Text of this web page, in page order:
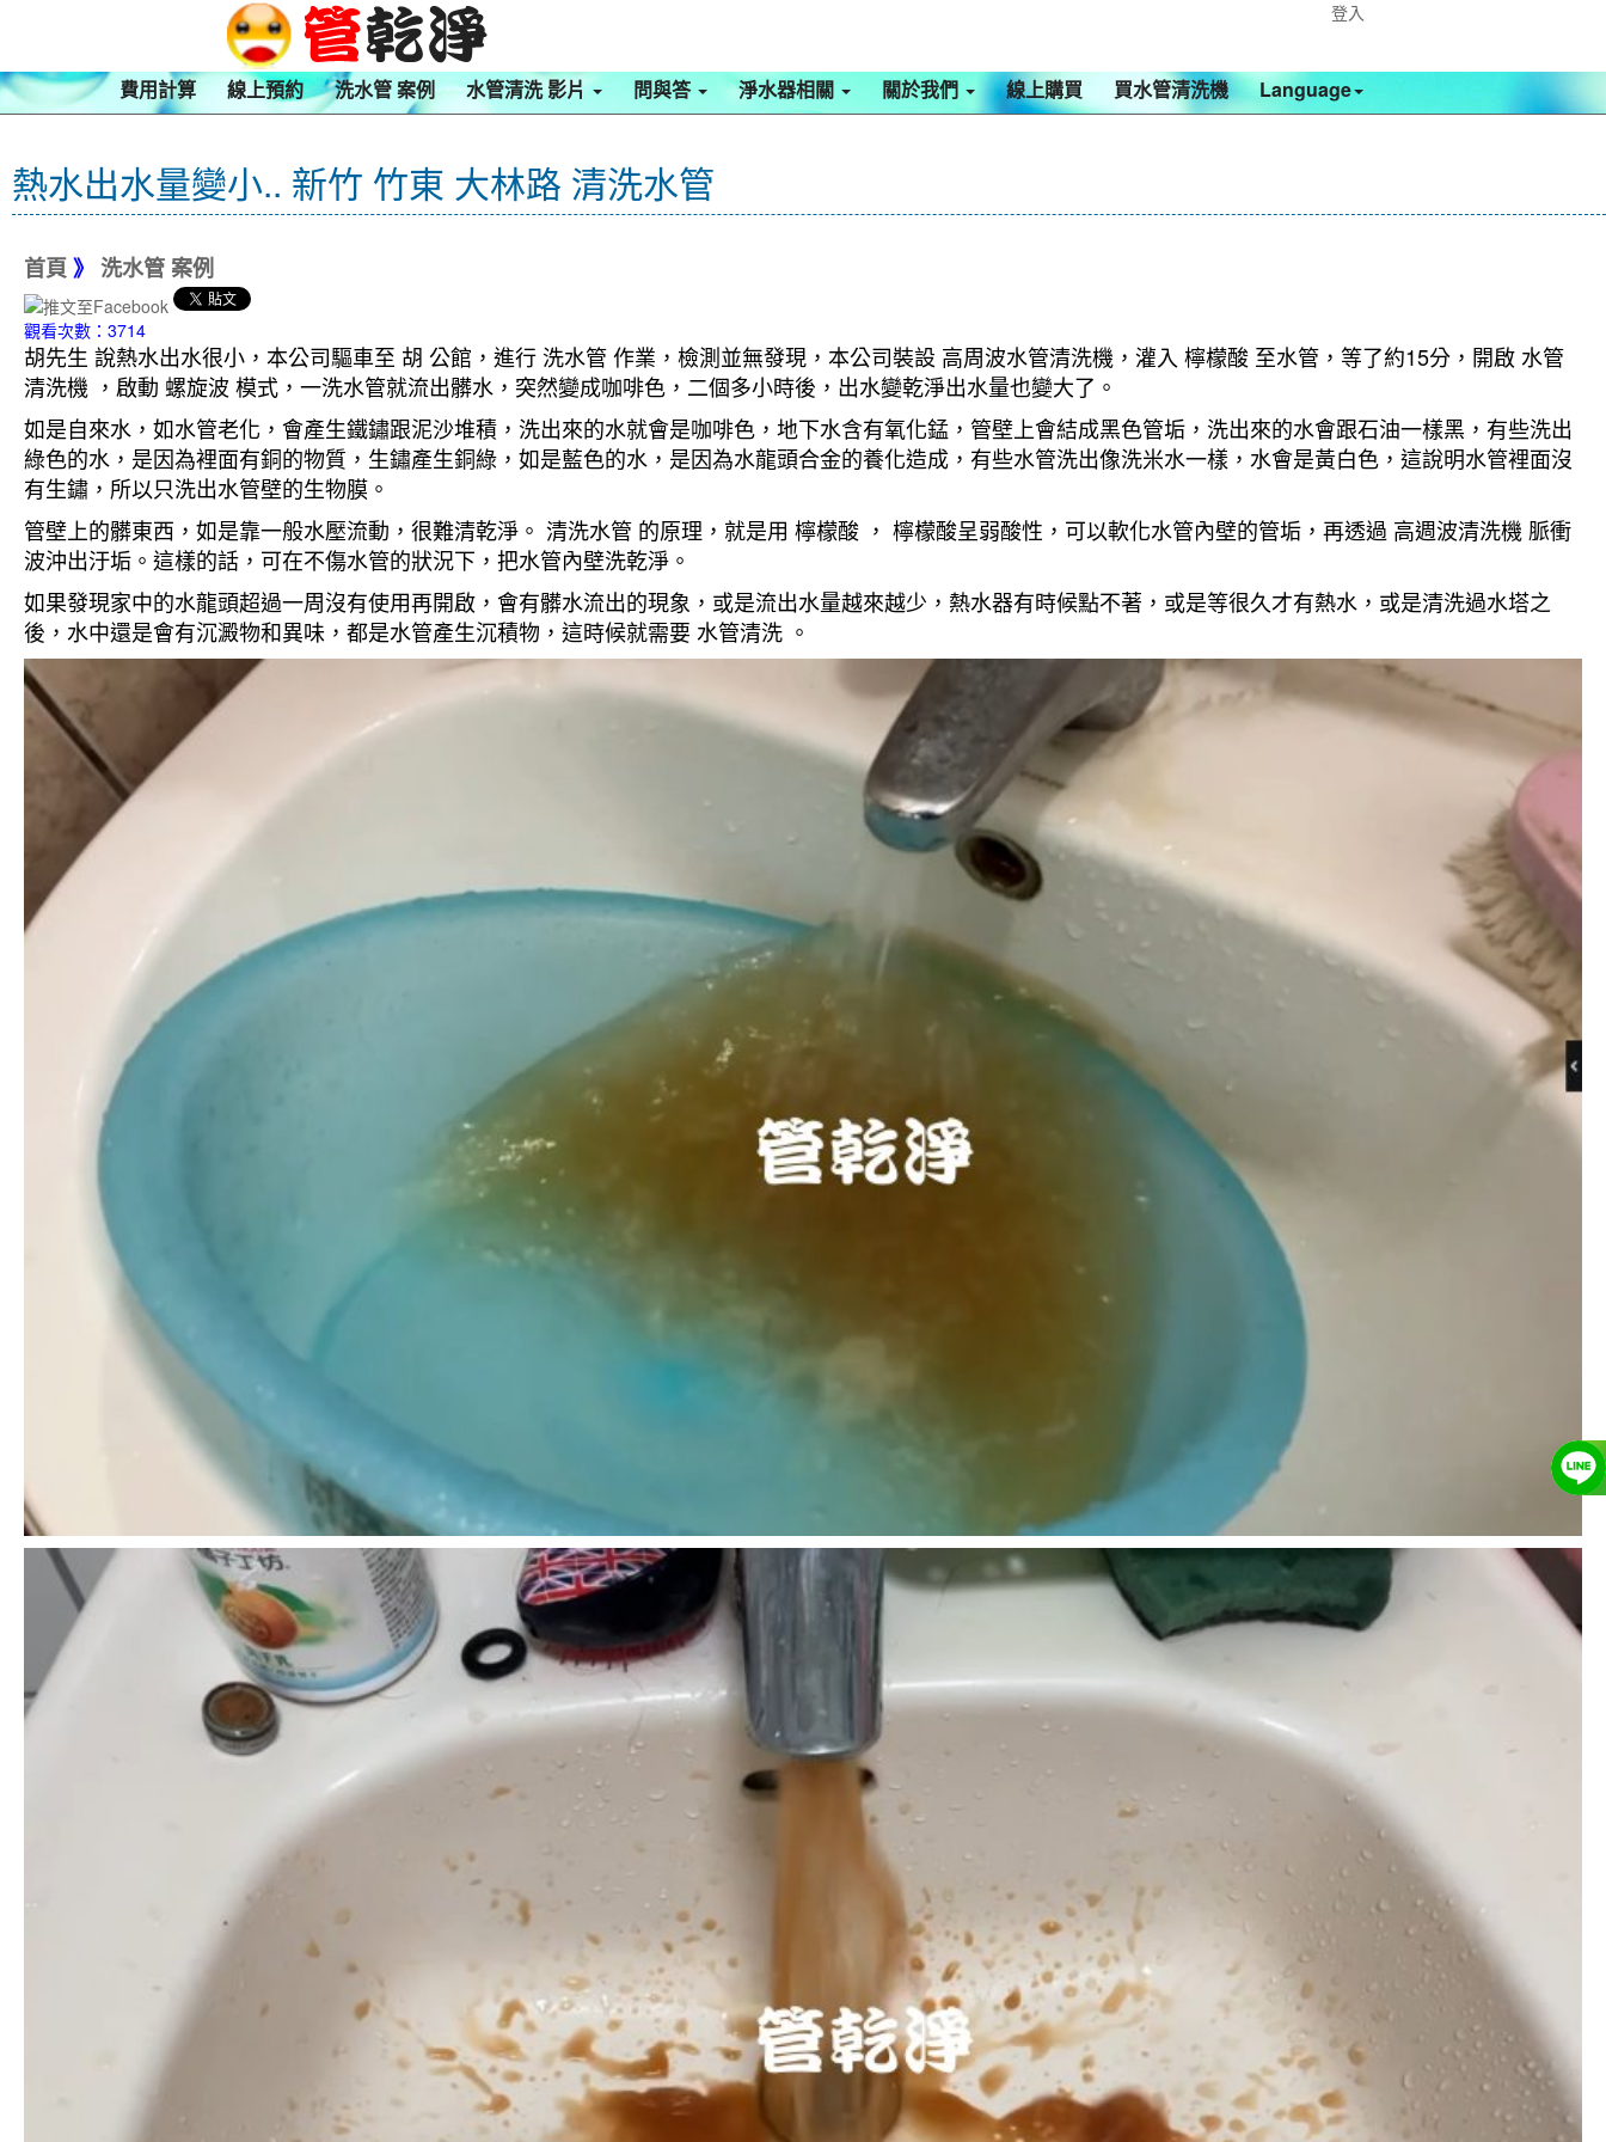
登入
費用計算 線上預約 洗水管 案例 水管清洗 影片 問與答 淨水器相關 關於我們 線上購買 買水管清洗機 Language
熱水出水量變小.. 新竹 竹東 大林路 清洗水管
首頁 》 洗水管 案例
觀看次數：3714
胡先生 說熱水出水很小，本公司驅車至 胡 公館，進行 洗水管 作業，檢測並無發現，本公司裝設 高周波水管清洗機，灌入 檸檬酸 至水管，等了約15分，開啟 水管
清洗機 ，啟動 螺旋波 模式，一洗水管就流出髒水，突然變成咖啡色，二個多小時後，出水變乾淨出水量也變大了。
如是自來水，如水管老化，會產生鐵鏽跟泥沙堆積，洗出來的水就會是咖啡色，地下水含有氧化錳，管壁上會結成黑色管垢，洗出來的水會跟石油一樣黑，有些洗出
綠色的水，是因為裡面有銅的物質，生鏽產生銅綠，如是藍色的水，是因為水龍頭合金的養化造成，有些水管洗出像洗米水一樣，水會是黃白色，這說明水管裡面沒
有生鏽，所以只洗出水管壁的生物膜。
管壁上的髒東西，如是靠一般水壓流動，很難清乾淨。 清洗水管 的原理，就是用 檸檬酸 ， 檸檬酸呈弱酸性，可以軟化水管內壁的管垢，再透過 高週波清洗機 脈衝
波沖出汙垢。這樣的話，可在不傷水管的狀況下，把水管內壁洗乾淨。
如果發現家中的水龍頭超過一周沒有使用再開啟，會有髒水流出的現象，或是流出水量越來越少，熱水器有時候點不著，或是等很久才有熱水，或是清洗過水塔之
後，水中還是會有沉澱物和異味，都是水管產生沉積物，這時候就需要 水管清洗 。